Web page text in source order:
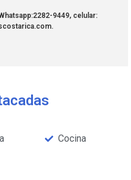
9449, celular:
Cocina